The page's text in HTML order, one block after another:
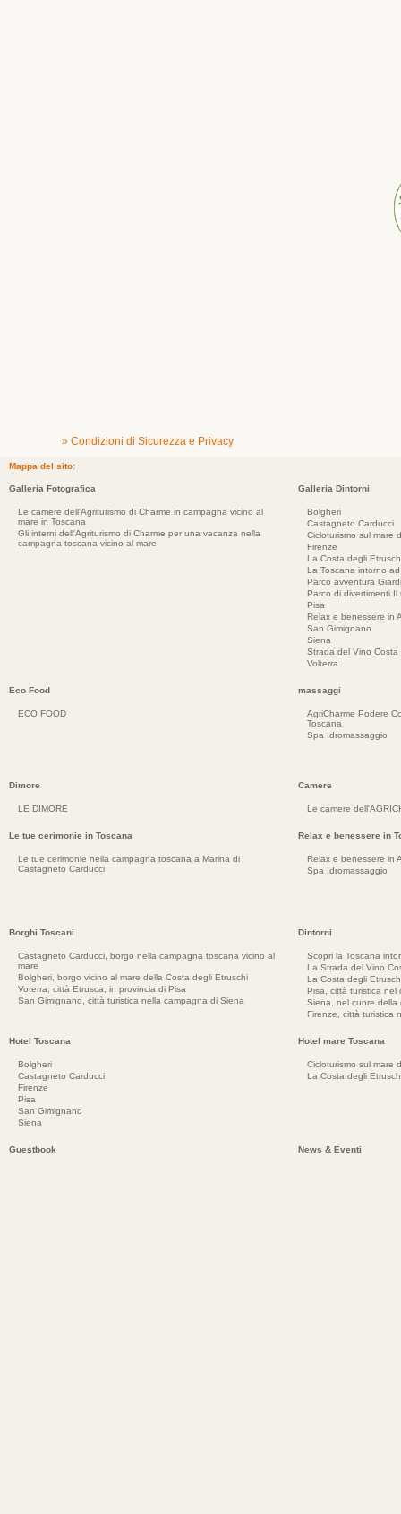
» Condizioni di Sicurezza e Privacy
Mappa del sito:
Galleria Fotografica
Le camere dell'Agriturismo di Charme in campagna vicino al
mare in Toscana
Gli interni dell'Agriturismo di Charme per una vacanza nella
campagna toscana vicino al mare
Galleria Dintorni
Bolgheri
Castagneto Carducci
Cicloturismo sul mare
Firenze
La Costa degli
La Toscana intorno
Parco avventura
Parco di divertimenti Il
Pisa
Relax e benessere in
San Gimignano
Siena
Strada del Vino Costa
Volterra
Eco Food
ECO FOOD
massaggi
AgriCharme Podere
Toscana
Spa Idromassaggio
Dimore
LE DIMORE
Camere
Le camere
Le tue cerimonie in Toscana
Le tue cerimonie nella campagna toscana a Marina di
Castagneto Carducci
Relax e benessere in
Relax e benessere in
Spa Idromassaggio
Borghi Toscani
Castagneto Carducci, borgo nella campagna toscana vicino al
mare
Bolgheri, borgo vicino al mare della Costa degli Etruschi
Voterra, città Etrusca, in provincia di Pisa
San Gimignano, città turistica nella campagna di Siena
Dintorni
Scopri la Toscana
La Strada del Vino
La Costa degli
Pisa, città turistica nel
Siena, nel cuore della
Firenze, città turistica
Hotel Toscana
Bolgheri
Castagneto Carducci
Firenze
Pisa
San Gimignano
Siena
Hotel mare Toscana
Cicloturismo sul mare
La Costa degli
Guestbook News & Eventi